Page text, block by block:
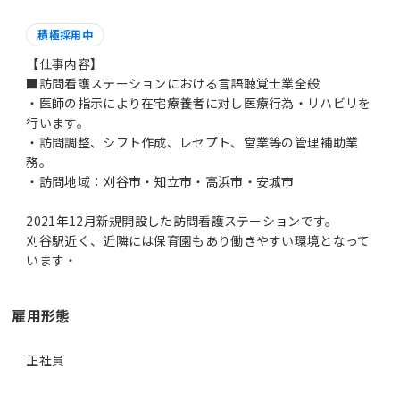
積極採用中
【仕事内容】
■訪問看護ステーションにおける言語聴覚士業全般
・医師の指示により在宅療養者に対し医療行為・リハビリを
行います。
・訪問調整、シフト作成、レセプト、営業等の管理補助業
務。
・訪問地域：刈谷市・知立市・高浜市・安城市
2021年12月新規開設した訪問看護ステーションです。
刈谷駅近く、近隣には保育園もあり働きやすい環境となって
います・
雇用形態
正社員